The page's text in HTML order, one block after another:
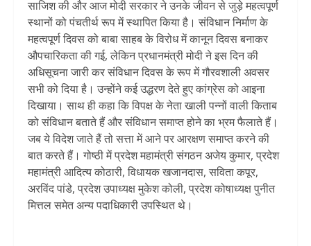
साजिश की और आज मोदी सरकार ने उनके जीवन से जुड़े महत्वपूर्ण
स्थानों को पंचतीर्थ रूप में स्थापित किया है। संविधान निर्माण के
महत्वपूर्ण दिवस को बाबा साहब के विरोध में कानून दिवस बनाकर
औपचारिकता की गई, लेकिन प्रधानमंत्री मोदी ने इस दिन की
अधिसूचना जारी कर संविधान दिवस के रूप में गौरवशाली अवसर
सभी को दिया है। उन्होंने कई उद्धरण देते हुए कांग्रेस को आइना
दिखाया। साथ ही कहा कि विपक्ष के नेता खाली पन्नों वाली किताब
को संविधान बताते हैं और संविधान समाप्त होने का भ्रम फैलाते हैं।
जब ये विदेश जाते हैं तो सत्ता में आने पर आरक्षण समाप्त करने की
बात करते हैं। गोष्ठी में प्रदेश महामंत्री संगठन अजेय कुमार, प्रदेश
महामंत्री आदित्य कोठारी, विधायक खजानदास, सविता कपूर,
अरविंद पांडे, प्रदेश उपाध्यक्ष मुकेश कोली, प्रदेश कोषाध्यक्ष पुनीत
मित्तल समेत अन्य पदाधिकारी उपस्थित थे।